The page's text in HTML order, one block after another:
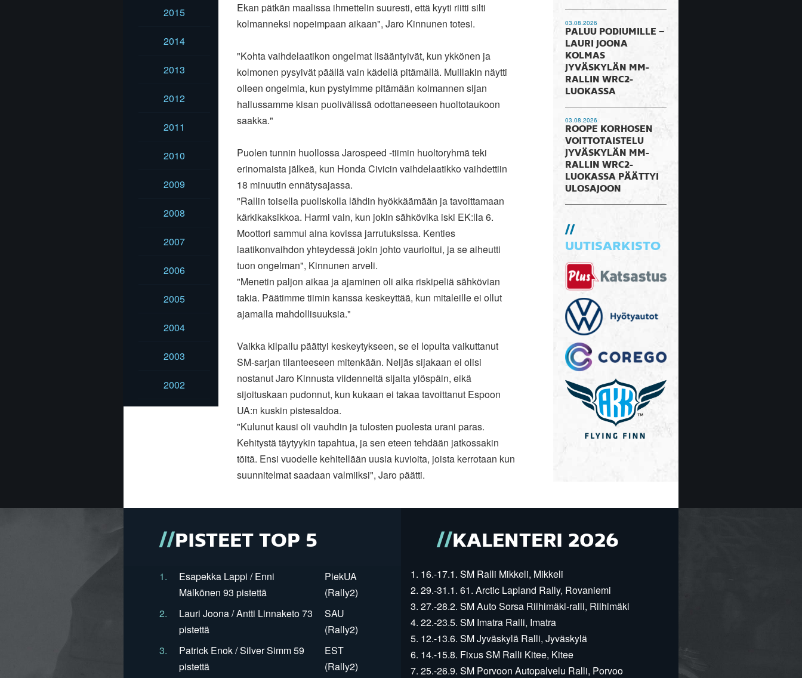
2015
2014
2013
2012
2011
2010
2009
2008
2007
2006
2005
2004
2003
2002
Ekan pätkän maalissa ihmettelin suuresti, että kyyti riitti silti
kolmanneksi nopeimpaan aikaan", Jaro Kinnunen totesi.
"Kohta vaihdelaatikon ongelmat lisääntyivät, kun ykkönen ja
kolmonen pysyivät päällä vain kädellä pitämällä. Muillakin näytti
olleen ongelmia, kun pystyimme pitämään kolmannen sijan
hallussamme kisan puolivälissä odottaneeseen huoltotaukoon
saakka."
Puolen tunnin huollossa Jarospeed -tiimin huoltoryhmä teki
erinomaista jälkeä, kun Honda Civicin vaihdelaatikko vaihdettiin
18 minuutin ennätysajassa.
"Rallin toisella puoliskolla lähdin hyökkäämään ja tavoittamaan
kärkikaksikkoa. Harmi vain, kun jokin sähkövika iski EK:lla 6.
Moottori sammui aina kovissa jarrutuksissa. Kenties
laatikonvaihdon yhteydessä jokin johto vaurioitui, ja se aiheutti
tuon ongelman", Kinnunen arveli.
"Menetin paljon aikaa ja ajaminen oli aika riskipeliä sähkövian
takia. Päätimme tiimin kanssa keskeyttää, kun mitaleille ei ollut
ajamalla mahdollisuuksia."
Vaikka kilpailu päättyi keskeytykseen, se ei lopulta vaikuttanut
SM-sarjan tilanteeseen mitenkään. Neljäs sijakaan ei olisi
nostanut Jaro Kinnusta viidenneltä sijalta ylöspäin, eikä
sijoituskaan pudonnut, kun kukaan ei takaa tavoittanut Espoon
UA:n kuskin pistesaldoa.
"Kulunut kausi oli vauhdin ja tulosten puolesta urani paras.
Kehitystä täytyykin tapahtua, ja sen eteen tehdään jatkossakin
töitä. Ensi vuodelle kehitellään uusia kuvioita, joista kerrotaan kun
suunnitelmat saadaan valmiiksi", Jaro päätti.
03.08.2026
PALUU PODIUMILLE –
LAURI JOONA
KOLMAS
JYVÄSKYLÄN MM-
RALLIN WRC2-
LUOKASSA
03.08.2026
ROOPE KORHOSEN
VOITTOTAISTELU
JYVÄSKYLÄN MM-
RALLIN WRC2-
LUOKASSA PÄÄTTYI
ULOSAJOON
UUTISARKISTO
PISTEET TOP 5
1.
Esapekka Lappi / Enni
Mälkönen 93 pistettä
PiekUA
(Rally2)
2.
Lauri Joona / Antti Linnaketo 73
pistettä
SAU
(Rally2)
3.
Patrick Enok / Silver Simm 59
pistettä
EST
(Rally2)
KALENTERI 2026
1. 16.-17.1. SM Ralli Mikkeli, Mikkeli
2. 29.-31.1. 61. Arctic Lapland Rally, Rovaniemi
3. 27.-28.2. SM Auto Sorsa Riihimäki-ralli, Riihimäki
4. 22.-23.5. SM Imatra Ralli, Imatra
5. 12.-13.6. SM Jyväskylä Ralli, Jyväskylä
6. 14.-15.8. Fixus SM Ralli Kitee, Kitee
7. 25.-26.9. SM Porvoon Autopalvelu Ralli, Porvoo